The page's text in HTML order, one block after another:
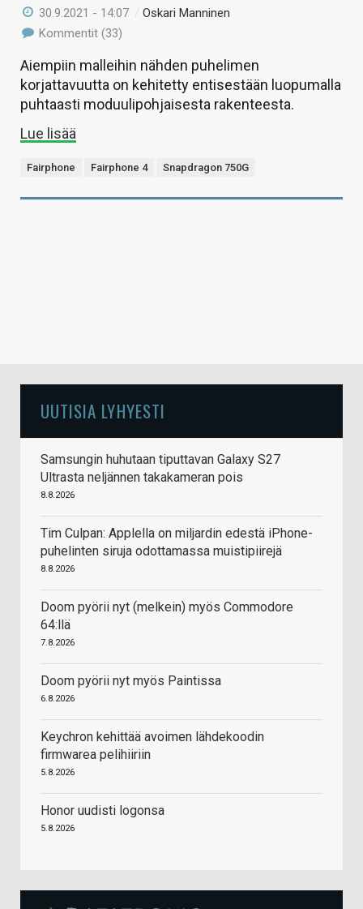
30.9.2021 - 14:07 /Oskari Manninen
Kommentit (33)
Aiempiin malleihin nähden puhelimen
korjattavuutta on kehitetty entisestään luopumalla
puhtaasti moduulipohjaisesta rakenteesta.
Lue lisää
Fairphone Fairphone 4 Snapdragon 750G
UUTISIA LYHYESTI
Samsungin huhutaan tiputtavan Galaxy S27
Ultrasta neljännen takakameran pois
8.8.2026
Tim Culpan: Applella on miljardin edestä iPhone-
puhelinten siruja odottamassa muistipiirejä
8.8.2026
Doom pyörii nyt (melkein) myös Commodore
64:llä
7.8.2026
Doom pyörii nyt myös Paintissa
6.8.2026
Keychron kehittää avoimen lähdekoodin
firmwarea pelihiiriin
5.8.2026
Honor uudisti logonsa
5.8.2026